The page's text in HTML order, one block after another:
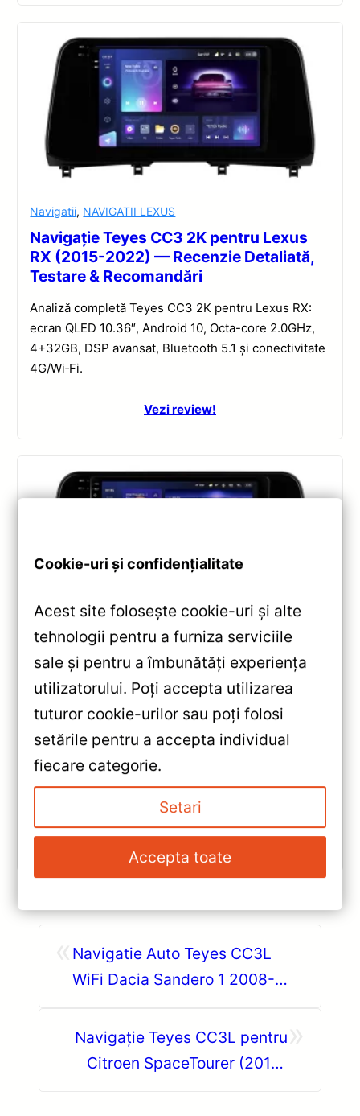
Navigatii, NAVIGATII LEXUS
Navigație Teyes CC3 2K pentru Lexus
RX (2015-2022) — Recenzie Detaliată,
Testare & Recomandări
Analiză completă Teyes CC3 2K pentru Lexus RX:
ecran QLED 10.36″, Android 10, Octa-core 2.0GHz,
4+32GB, DSP avansat, Bluetooth 5.1 și conectivitate
4G/Wi‑Fi.
Vezi review!
Navigatii,NAVIGATII LEXUS
Navigație Teyes CC3 pentru Lexus RX
2015-2022 6+128GB 10.2″ QLED —
Recenzie Detaliată, Testare &
Recomandări
Analiză completă Teyes CC3 pentru Lexus RX:
10.2″, DSP audio și conectivitate 4G/Wi‑Fi.
Navigatie Auto Teyes CC3L
WiFi Dacia Sandero 1 2008-
Recenzie Detaliată, Testare &
Recomandări
Navigație Teyes CC3L pentru
Citroen SpaceTourer (2016-
Cookie-uri și confidențialitate
Acest site folosește cookie-uri și alte
tehnologii pentru a furniza serviciile
sale și pentru a îmbunătăți experiența
utilizatorului. Poți accepta utilizarea
tuturor cookie-urilor sau poți folosi
setările pentru a accepta individual
fiecare categorie.
Setari
Accepta toate